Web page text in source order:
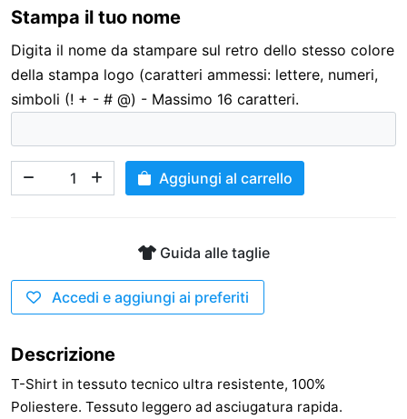
Stampa il tuo nome
Digita il nome da stampare sul retro dello stesso colore
della stampa logo (caratteri ammessi: lettere, numeri,
simboli (! + - # @) - Massimo 16 caratteri.
Aggiungi al carrello
Guida alle taglie
Accedi e aggiungi ai preferiti
Descrizione
T-Shirt in tessuto tecnico ultra resistente, 100%
Poliestere. Tessuto leggero ad asciugatura rapida.